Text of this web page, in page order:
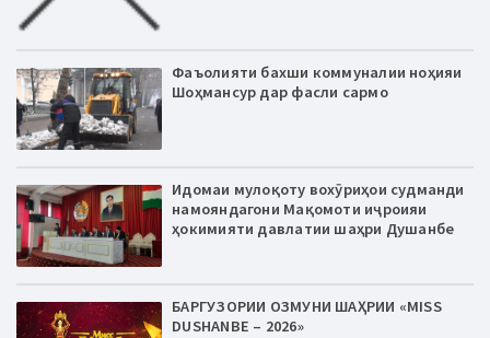
Фаъолияти бахши коммуналии ноҳияи
Шоҳмансур дар фасли сармо
Идомаи мулоқоту вохӯриҳои судманди
намояндагони Мақомоти иҷроияи
ҳокимияти давлатии шаҳри Душанбе
БАРГУЗОРИИ ОЗМУНИ ШАҲРИИ «MISS
DUSHANBE – 2026»